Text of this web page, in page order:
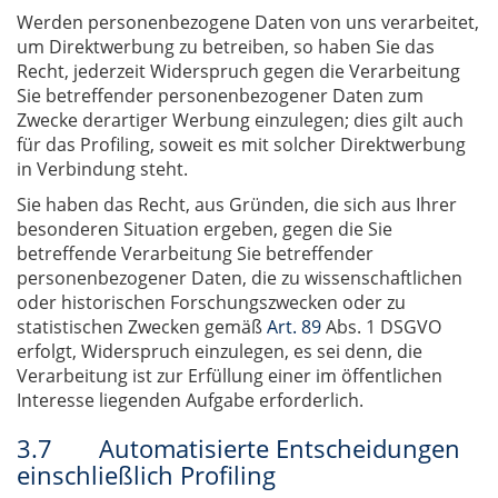
Werden personenbezogene Daten von uns verarbeitet,
um Direktwerbung zu betreiben, so haben Sie das
Recht, jederzeit Widerspruch gegen die Verarbeitung
Sie betreffender personenbezogener Daten zum
Zwecke derartiger Werbung einzulegen; dies gilt auch
für das Profiling, soweit es mit solcher Direktwerbung
in Verbindung steht.
Sie haben das Recht, aus Gründen, die sich aus Ihrer
besonderen Situation ergeben, gegen die Sie
betreffende Verarbeitung Sie betreffender
personenbezogener Daten, die zu wissenschaftlichen
oder historischen Forschungszwecken oder zu
statistischen Zwecken gemäßArt. 89Abs. 1 DSGVO
erfolgt, Widerspruch einzulegen, es sei denn, die
Verarbeitung ist zur Erfüllung einer im öffentlichen
Interesse liegenden Aufgabe erforderlich.
3.7 Automatisierte Entscheidungen
einschließlich Profiling